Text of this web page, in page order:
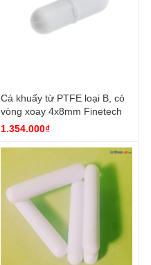
Cá khuấy từ PTFE loại B, có
vòng xoay 4x8mm Finetech
1.354.000₫